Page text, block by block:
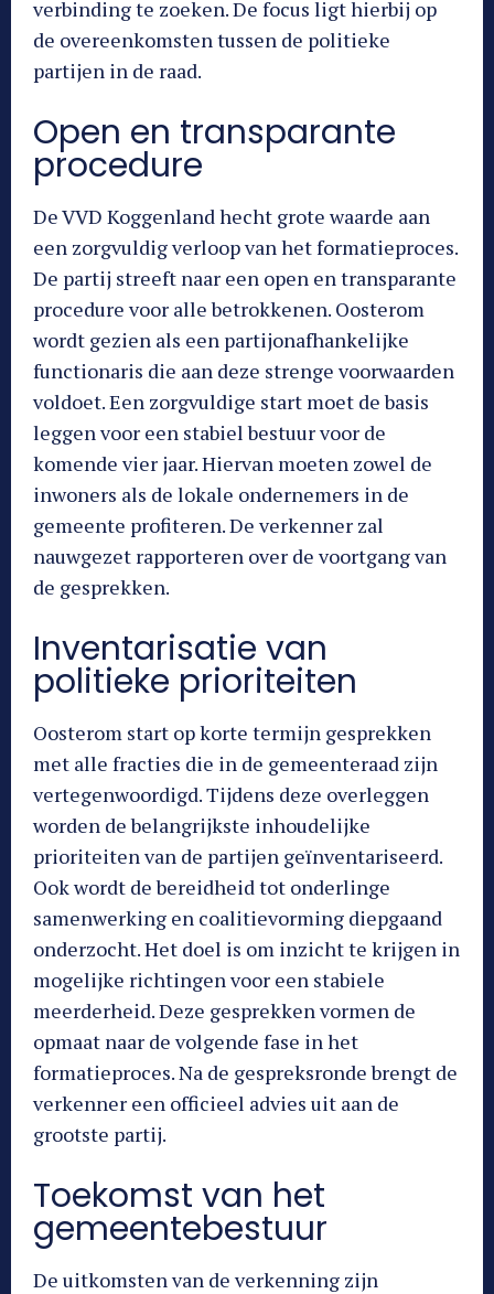
verbinding te zoeken. De focus ligt hierbij op
de overeenkomsten tussen de politieke
partijen in de raad.
Open en transparante
procedure
De VVD Koggenland hecht grote waarde aan
een zorgvuldig verloop van het formatieproces.
De partij streeft naar een open en transparante
procedure voor alle betrokkenen. Oosterom
wordt gezien als een partijonafhankelijke
functionaris die aan deze strenge voorwaarden
voldoet. Een zorgvuldige start moet de basis
leggen voor een stabiel bestuur voor de
komende vier jaar. Hiervan moeten zowel de
inwoners als de lokale ondernemers in de
gemeente profiteren. De verkenner zal
nauwgezet rapporteren over de voortgang van
de gesprekken.
Inventarisatie van
politieke prioriteiten
Oosterom start op korte termijn gesprekken
met alle fracties die in de gemeenteraad zijn
vertegenwoordigd. Tijdens deze overleggen
worden de belangrijkste inhoudelijke
prioriteiten van de partijen geïnventariseerd.
Ook wordt de bereidheid tot onderlinge
samenwerking en coalitievorming diepgaand
onderzocht. Het doel is om inzicht te krijgen in
mogelijke richtingen voor een stabiele
meerderheid. Deze gesprekken vormen de
opmaat naar de volgende fase in het
formatieproces. Na de gespreksronde brengt de
verkenner een officieel advies uit aan de
grootste partij.
Toekomst van het
gemeentebestuur
De uitkomsten van de verkenning zijn